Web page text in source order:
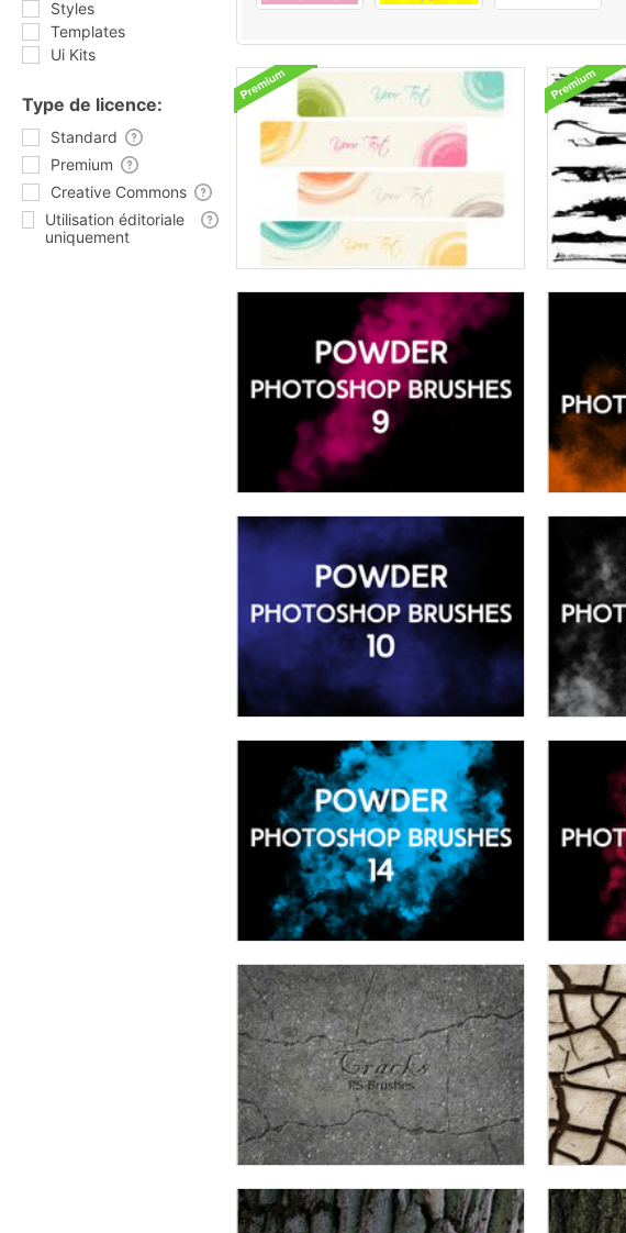
Styles
Templates
Ui Kits
Type de licence:
Standard
Premium
Creative Commons
Utilisation éditoriale
uniquement